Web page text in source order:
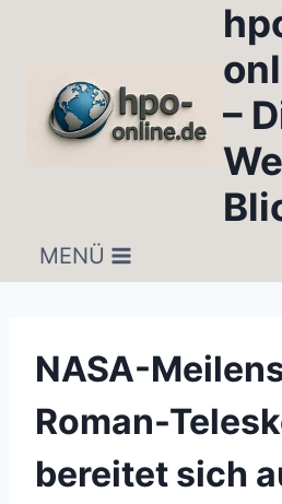
–
MENÜ
NASA-
Roman-
bereitet sich